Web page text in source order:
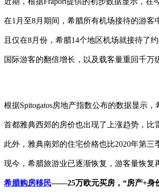
在1月至8月期间，希腊所有机场接待的游客
且仅在8月份，希腊14个地区机场就接待了
国际游客的翻倍增长，以及载客量重回千万
根据Spitogatos房地产指数公布的数据显示
首都雅典西郊的房价也出现了上涨趋势，比
此外，雅典南郊的住宅价格也比2020年第三
现今，希腊旅游业已逐渐恢复，游客量恢复
希腊购房移民——25万欧元买房，“房产+身